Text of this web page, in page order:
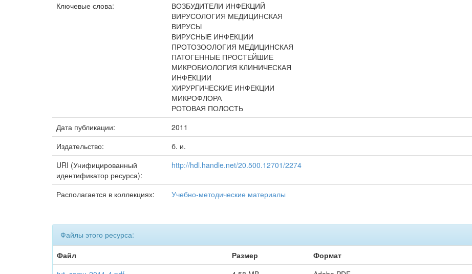
Ключевые слова:
ВОЗБУДИТЕЛИ ИНФЕКЦИЙ
ВИРУСОЛОГИЯ МЕДИЦИНСКАЯ
ВИРУСЫ
ВИРУСНЫЕ ИНФЕКЦИИ
ПРОТОЗООЛОГИЯ МЕДИЦИНСКАЯ
ПАТОГЕННЫЕ ПРОСТЕЙШИЕ
МИКРОБИОЛОГИЯ КЛИНИЧЕСКАЯ
ИНФЕКЦИИ
ХИРУРГИЧЕСКИЕ ИНФЕКЦИИ
МИКРОФЛОРА
РОТОВАЯ ПОЛОСТЬ
Дата публикации:
2011
Издательство:
б. и.
URI (Унифицированный
идентификатор ресурса):
http://hdl.handle.net/20.500.12701/2274
Располагается в коллекциях: Учебно-методические материалы
Файлы этого ресурса:
Файл
Размер
Формат